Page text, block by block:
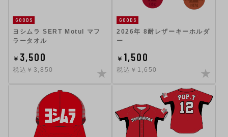
GOODS
ヨシムラ SERT Motul マフ
ラータオル
￥ 3,500
税込￥3,850
GOODS
2026年 8耐レザーキーホルダ
ー
￥ 1,500
税込￥1,650